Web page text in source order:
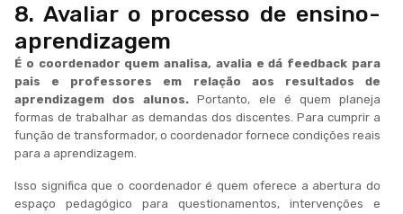
8. Avaliar o processo de ensino-
aprendizagem
É o coordenador quem analisa, avalia e dá feedback para
pais e professores em relação aos resultados de
aprendizagem dos alunos. Portanto, ele é quem planeja
formas de trabalhar as demandas dos discentes. Para cumprir a
função de transformador, o coordenador fornece condições reais
para a aprendizagem.
Isso significa que o coordenador é quem oferece a abertura do
espaço pedagógico para questionamentos, intervenções e